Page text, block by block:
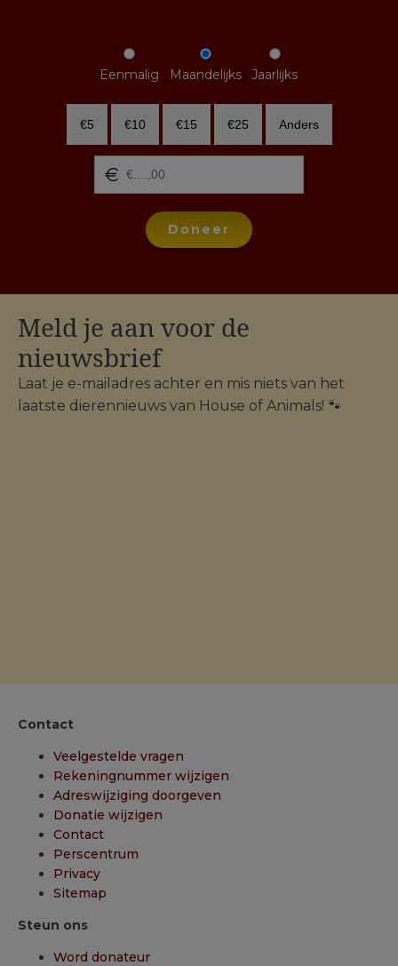
Eenmalig Maandelijks Jaarlijks
€5 €10 €15 €25 Anders
Doneer
Meld je aan voor de
nieuwsbrief
Laat je e-mailadres achter en mis niets van het
laatste dierennieuws van House of Animals! 🐾
Contact
Veelgestelde vragen
Rekeningnummer wijzigen
Adreswijziging doorgeven
Donatie wijzigen
Contact
Perscentrum
Privacy
Sitemap
Steun ons
Word donateur